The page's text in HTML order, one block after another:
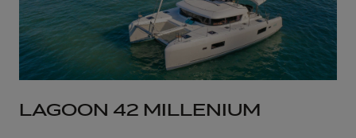
LAGOON 42 MILLENIUM